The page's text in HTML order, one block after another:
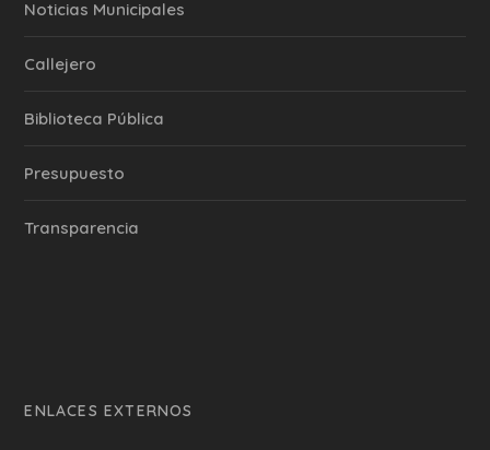
‎Noticias Municipales
Callejero
Biblioteca Pública
Presupuesto
Transparencia
ENLACES EXTERNOS